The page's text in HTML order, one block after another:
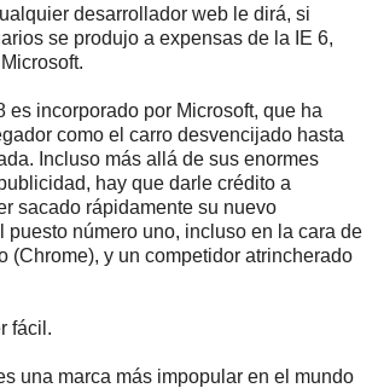
desarrollador web le dirá, si
se produjo a expensas de la IE 6,
es incorporado por Microsoft, que ha
como el carro desvencijado hasta
Incluso más allá de sus enormes
hay que darle crédito a
sacado rápidamente su nuevo
puesto número uno, incluso en la cara de
(Chrome), y un competidor atrincherado
fácil.
una marca más impopular en el mundo